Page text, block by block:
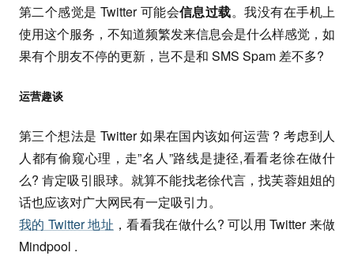
第二个感觉是 Twitter 可能会信息过载。我没有在手机上
使用这个服务，不知道频繁发来信息会是什么样感觉，如
果有个朋友不停的更新，岂不是和 SMS Spam 差不多?
运营趣谈
第三个想法是 Twitter 如果在国内该如何运营 ? 考虑到人
人都有偷窥心理，走”名人”路线是捷径,看看老徐在做什
么? 肯定吸引眼球。就算不能找老徐代言，找芙蓉姐姐的
话也应该对广大网民有一定吸引力。
我的 Twitter 地址 ，看看我在做什么? 可以用 Twitter 来做
Mindpool .